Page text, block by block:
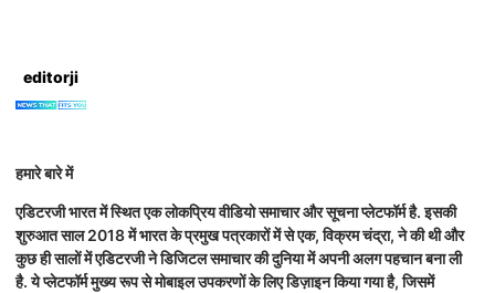
editorji
हमारे बारे में
एडिटरजी भारत में स्थित एक लोकप्रिय वीडियो समाचार और सूचना प्लेटफॉर्म है. इसकी
शुरुआत साल 2018 में भारत के प्रमुख पत्रकारों में से एक, विक्रम चंद्रा, ने की थी और
कुछ ही सालों में एडिटरजी ने डिजिटल समाचार की दुनिया में अपनी अलग पहचान बना ली
है. ये प्लेटफॉर्म मुख्य रूप से मोबाइल उपकरणों के लिए डिज़ाइन किया गया है, जिसमें